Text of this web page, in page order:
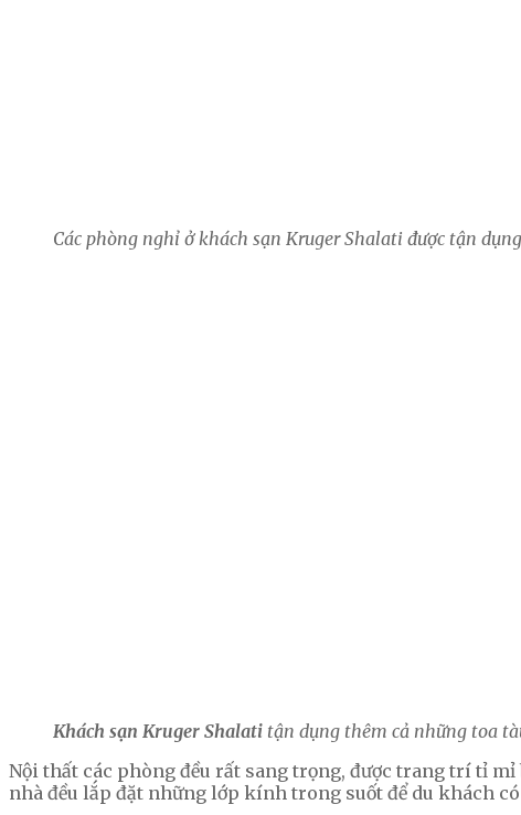
Các phòng nghỉ ở khách sạn Kruger Shalati được tận
Khách sạn Kruger Shalati tận dụng thêm cả những toa
Nội thất các phòng đều rất sang trọng, được trang trí tỉ
nhà đều lắp đặt những lớp kính trong suốt để du khách